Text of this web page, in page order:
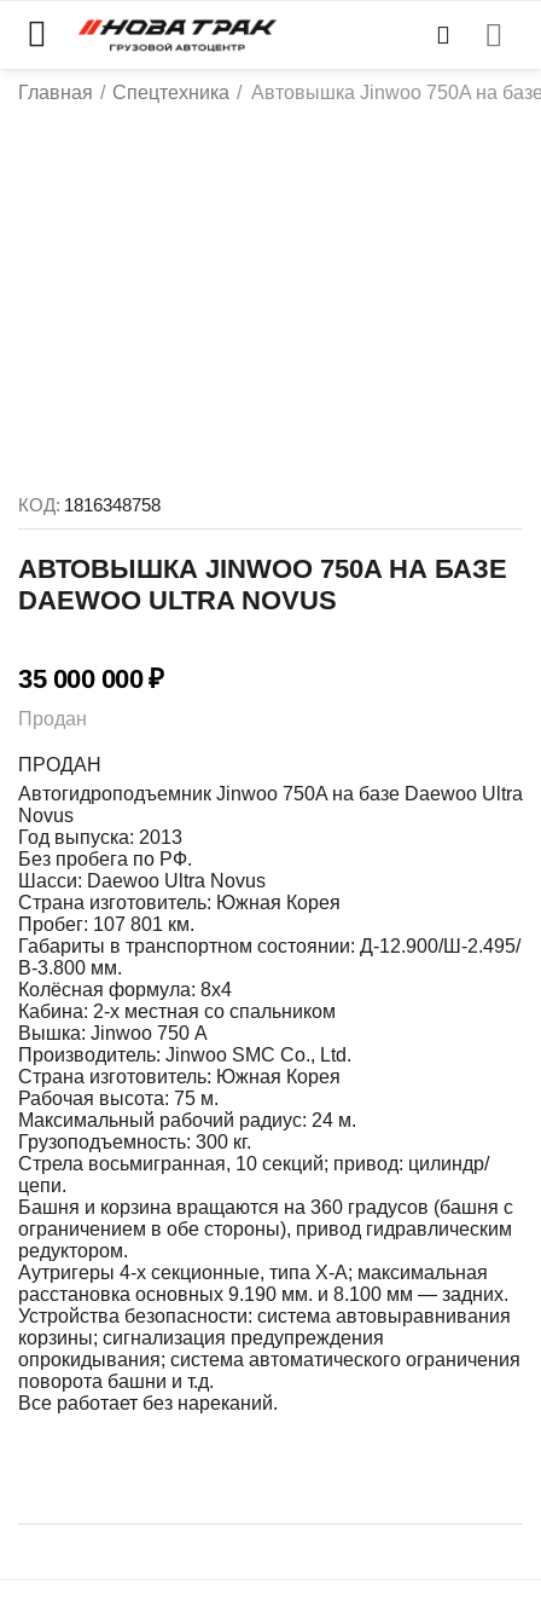
Главная / Спецтехника / Автовышка Jinwoo 750A на
КОД: 1816348758
АВТОВЫШКА JINWOO 750A НА БАЗЕ
DAEWOO ULTRA NOVUS
35 000 000₽
Продан
ПРОДАН
Автогидроподъемник Jinwoo 750A на базе Daewoo Ultra
Novus
Год выпуска: 2013
Без пробега по РФ.
Шасси: Daewoo Ultra Novus
Страна изготовитель: Южная Корея
Пробег: 107 801 км.
Габариты в транспортном состоянии: Д-12.900/Ш-2.495/
В-3.800 мм.
Колёсная формула: 8х4
Кабина: 2-х местная со спальником
Вышка: Jinwoo 750 А
Производитель: Jinwoo SMC Co., Ltd.
Страна изготовитель: Южная Корея
Рабочая высота: 75 м.
Максимальный рабочий радиус: 24 м.
Грузоподъемность: 300 кг.
Стрела восьмигранная, 10 секций; привод: цилиндр/
цепи.
Башня и корзина вращаются на 360 градусов (башня с
ограничением в обе стороны), привод гидравлическим
редуктором.
Аутригеры 4-х секционные, типа Х-А; максимальная
расстановка основных 9.190 мм. и 8.100 мм — задних.
Устройства безопасности: система автовыравнивания
корзины; сигнализация предупреждения
опрокидывания; система автоматического ограничения
поворота башни и т.д.
Все работает без нареканий.